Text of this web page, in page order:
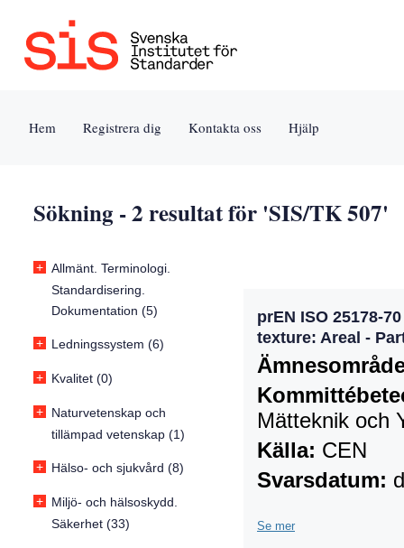
Jump
Tillgänglighet
Användarvillkor
Hem Registrera dig Kontakta oss Hjälp
Sökning - 2 resultat för 'SIS/TK 507'
+ Allmänt. Terminologi.
Standardisering.
Dokumentation (5)
+ Ledningssystem (6)
+ Kvalitet (0)
+ Naturvetenskap och
tillämpad vetenskap (1)
+ Hälso- och sjukvård (8)
+ Miljö- och hälsoskydd.
Säkerhet (33)
prEN ISO 25178-
texture: Areal -
Mätteknik och
Källa: CEN
Svarsdatum:
Se mer